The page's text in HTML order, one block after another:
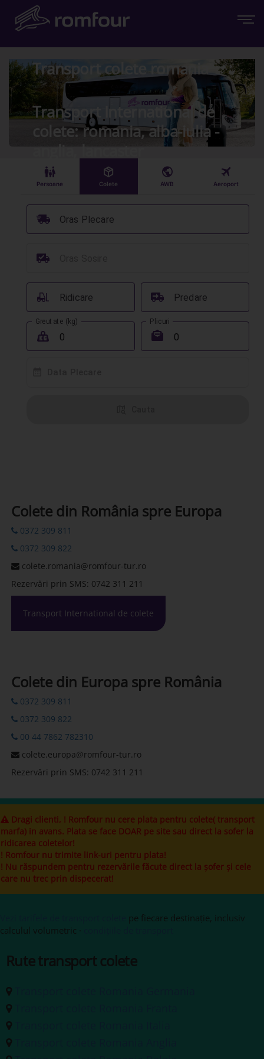
Transport colete romania
Transport International de
colete: romania, alba-iulia -
anglia, lancaster
󱠣
Persoane
󰏗
Colete
󰇧
AWB
󰀝
Aeroport
Oras Plecare
󰞈
󰳔
Ridicare
󰟉 Predare
󰔾
Greutate (kg)
󰖢
Plicuri
󰾱
Colete din România spre Europa
0372 309 811
0372 309 822
colete.romania@romfour-tur.ro
Rezervări prin SMS: 0742 311 211
Transport International de colete
Colete din Europa spre România
0372 309 811
0372 309 822
00 44 7862 782310
colete.europa@romfour-tur.ro
Rezervări prin SMS: 0742 311 211
Dragi clienti, ! Romfour nu cere plata pentru colete( transport
marfa) in avans. Plata se face DOAR pe site sau direct la sofer la
ridicarea coletelor!
! Romfour nu trimite link-uri pentru plata!
! Nu răspundem pentru rezervările făcute direct la șofer și cele
care nu trec prin dispecerat!
pe fiecare destinație, inclusiv
calculul volumetric ·
Rute transport colete